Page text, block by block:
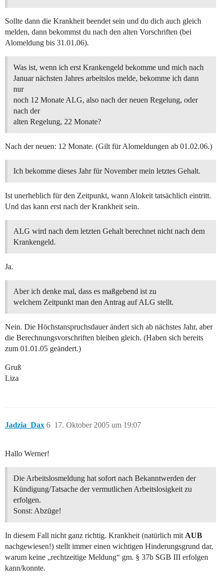
Sollte dann die Krankheit beendet sein und du dich auch gleich
melden, dann bekommst du nach den alten Vorschriften (bei
Alomeldung bis 31.01.06).
Was ist, wenn ich erst Krankengeld bekomme und mich nach
Januar nächsten Jahres arbeitslos melde, bekomme ich dann
nur
noch 12 Monate ALG, also nach der neuen Regelung, oder
nach der
alten Regelung, 22 Monate?
Nach der neuen: 12 Monate. (Gilt für Alomeldungen ab 01.02.06.)
Ich bekomme dieses Jahr für November mein letztes Gehalt.
Ist unerheblich für den Zeitpunkt, wann Alokeit tatsächlich eintritt.
Und das kann erst nach der Krankheit sein.
ALG wird nach dem letzten Gehalt berechnet nicht nach dem
Krankengeld.
Ja.
Aber ich denke mal, dass es maßgebend ist zu
welchem Zeitpunkt man den Antrag auf ALG stellt.
Nein. Die Höchstanspruchsdauer ändert sich ab nächstes Jahr, aber
die Berechnungsvorschriften bleiben gleich. (Haben sich bereits
zum 01.01.05 geändert.)
Gruß
Liza
Jadzia_Dax 17. Oktober 2005 um 19:07
6
Hallo Werner!
Die Arbeitslosmeldung hat sofort nach Bekanntwerden der
Kündigung/Tatsache der vermutlichen Arbeitslosigkeit zu
erfolgen.
Sonst: Abzüge!
In diesem Fall nicht ganz richtig. Krankheit (natürlich mit AUB
nachgewiesen!) stellt immer einen wichtigen Hinderungsgrund dar,
warum keine „rechtzeitige Meldung“ gm. § 37b SGB III erfolgen
kann/konnte.